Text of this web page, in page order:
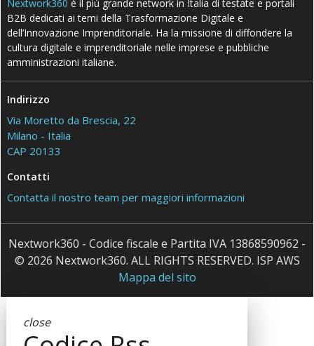
Nextwork360 è il più grande network in Italia di testate e portali
B2B dedicati ai temi della Trasformazione Digitale e
dell’Innovazione Imprenditoriale. Ha la missione di diffondere la
cultura digitale e imprenditoriale nelle imprese e pubbliche
amministrazioni italiane.
Indirizzo
Via Moretto da Brescia, 22
Milano - Italia
CAP 20133
Contatti
Contatta il nostro team per maggiori informazioni
Nextwork360 - Codice fiscale e Partita IVA 13868590962 -
© 2026 Nextwork360. ALL RIGHTS RESERVED. ISP AWS
Mappa del sito
close